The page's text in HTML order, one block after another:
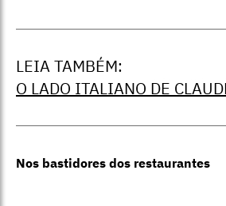
LEIA TAMBÉM:
O LADO ITALIANO DE
Nos bastidores dos restaurantes